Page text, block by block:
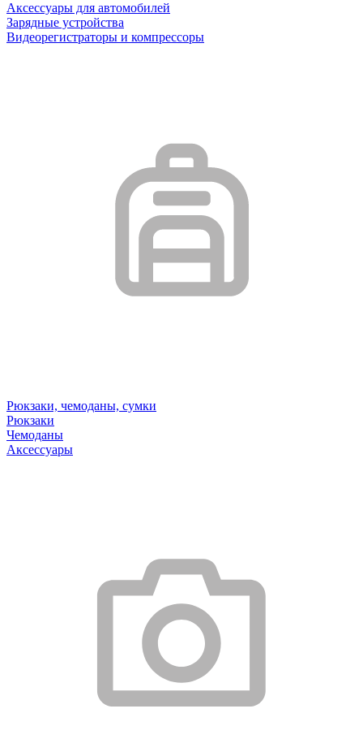
Аксессуары для автомобилей
Зарядные устройства
Видеорегистраторы и компрессоры
Рюкзаки, чемоданы, сумки
Рюкзаки
Чемоданы
Аксессуары